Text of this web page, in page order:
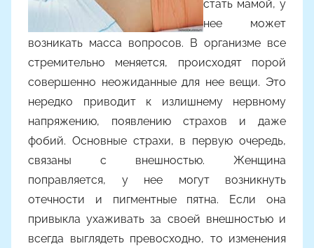
m
a
k
s
стать мамой, у
нее может
возникать масса вопросов. В организме все
стремительно меняется, происходят порой
совершенно неожиданные для нее вещи. Это
нередко приводит к излишнему нервному
напряжению, появлению страхов и даже
фобий. Основные страхи, в первую очередь,
связаны с внешностью. Женщина
поправляется, у нее могут возникнуть
отечности и пигментные пятна. Если она
привыкла ухаживать за своей внешностью и
всегда выглядеть превосходно, то изменения